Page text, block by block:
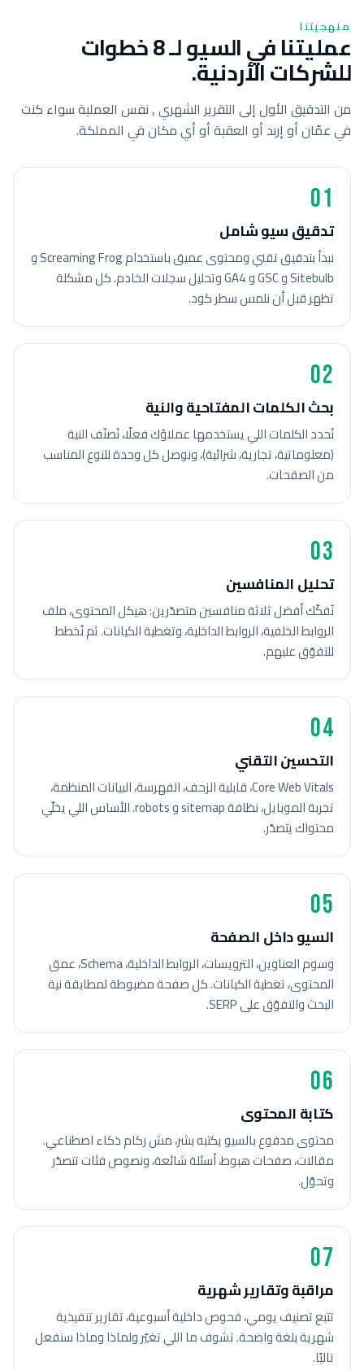
منهجيتنا
عمليتنا في السيو لـ 8 خطوات
للشركات الأردنية.
من التدقيق الأول إلى التقرير الشهري , نفس العملية سواء كنت
في عمّان أو إربد أو العقبة أو أي مكان في المملكة.
01
تدقيق سيو شامل
نبدأ بتدقيق تقني ومحتوى عميق باستخدام Screaming Frog و
Sitebulb و GSC و GA4 وتحليل سجلات الخادم. كل مشكلة
تظهر قبل أن نلمس سطر كود.
02
بحث الكلمات المفتاحية والنية
نُحدد الكلمات اللي يستخدمها عملاؤك فعلًا، نُصنّف النية
(معلوماتية، تجارية، شرائية)، ونوصل كل وحدة للنوع المناسب
من الصفحات.
03
تحليل المنافسين
نُفكّك أفضل ثلاثة منافسين متصدّرين: هيكل المحتوى، ملف
الروابط الخلفية، الروابط الداخلية، وتغطية الكيانات. ثم نُخطط
للتفوّق عليهم.
04
التحسين التقني
Core Web Vitals، قابلية الزحف، الفهرسة، البيانات المنظمة،
تجربة الموبايل، نظافة sitemap و robots. الأساس اللي يخلّي
محتواك يتصدّر.
05
السيو داخل الصفحة
وسوم العناوين، الترويسات، الروابط الداخلية، Schema، عمق
المحتوى، تغطية الكيانات. كل صفحة مضبوطة لمطابقة نية
البحث والتفوّق على SERP.
06
كتابة المحتوى
محتوى مدفوع بالسيو يكتبه بشر، مش ركام ذكاء اصطناعي.
مقالات، صفحات هبوط، أسئلة شائعة، ونصوص فئات تتصدّر
وتحوّل.
07
مراقبة وتقارير شهرية
تتبع تصنيف يومي، فحوص داخلية أسبوعية، تقارير تنفيذية
شهرية بلغة واضحة. تشوف ما اللي تغيّر ولماذا وماذا سنفعل
تاليًا.